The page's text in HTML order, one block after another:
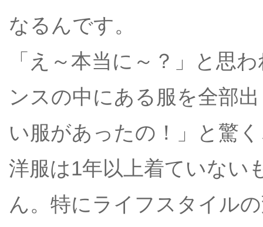
なるんです。
「え～本当に～？」と思
ンスの中にある服を全部
い服があったの！」と驚
洋服は1年以上着ていない
ん。特にライフスタイル